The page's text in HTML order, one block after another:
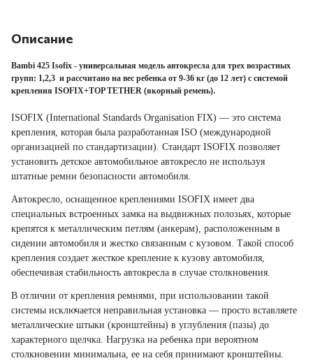
Описание
Bambi 425 Isofix - универсальная модель автокресла для трех возрастных
групп: 1,2,3 и рассчитано на вес ребенка от 9-36 кг (до 12 лет) с системой
крепления ISOFIX+TOP TETHER (якорный ремень).
ISOFIX (International Standards Organisation FIX) — это система
крепления, которая была разработанная ISO (международной
организацией по стандартизации). Стандарт ISOFIX позволяет
установить детское автомобильное автокресло не используя
штатные ремни безопасности автомобиля.
Автокресло, оснащенное креплениями ISOFIX имеет два
специальных встроенных замка на выдвижных полозьях, которые
крепятся к металлическим петлям (анкерам), расположенным в
сидении автомобиля и жестко связанным с кузовом. Такой способ
крепления создает жесткое крепление к кузову автомобиля,
обеспечивая стабильность автокресла в случае столкновения.
В отличии от крепления ремнями, при использовании такой
системы исключается неправильная установка — просто вставляете
металлические штыки (кронштейны) в углубления (пазы) до
характерного щелчка. Нагрузка на ребенка при вероятном
столкновении минимальна, ее на себя принимают кронштейны.